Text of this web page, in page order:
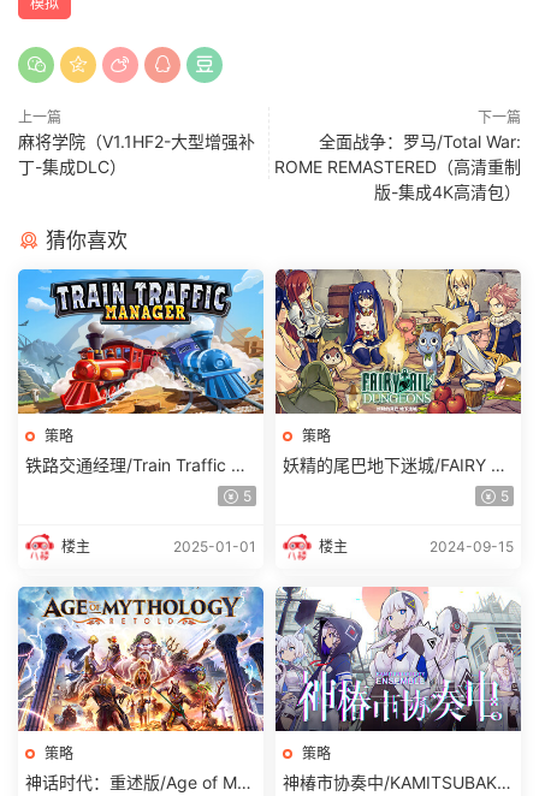
上一篇
麻将学院（V1.1HF2-大型增强补
丁-集成DLC）
下一篇
全面战争：罗马/Total War:
ROME REMASTERED（高清重制
版-集成4K高清包）
猜你喜欢
策略
铁路交通经理/Train Traffic Ma
5
楼主 2025-01-01
策略
妖精的尾巴地下迷城/FAIRY TA
IL DUNGEONS (更新v1.0.5) 5
楼主 2024-09-15
策略
神话时代：重述版/Age of Myt
策略
神椿市协奏中/KAMITSUBAKI